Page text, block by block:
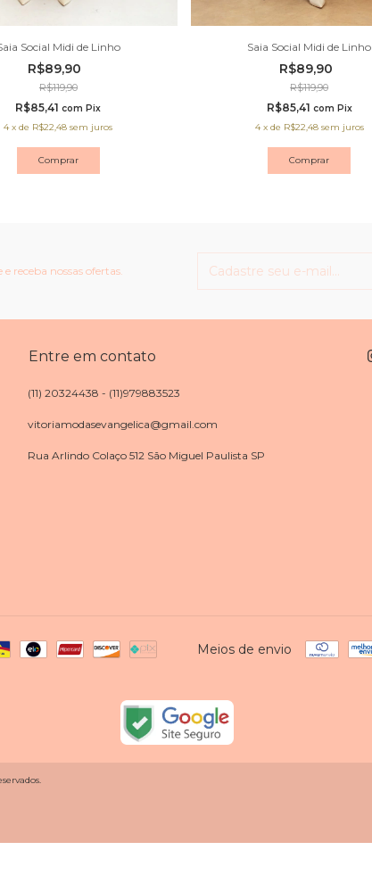
Social Midi de Linho
R$89,90
R$119,90
R$85,41com Pix
4 xde R$22,48 sem juros
Comprar
Saia Social Midi de Linho
R$89,90
R$119,90
R$85,41 com Pix
4 x de R$22,48 sem juros
Comprar
e receba nossas ofertas.
Entre em contato
(11) 20324438 - (11)979883523
vitoriamodasevangelica@gmail.com
Rua Arlindo Colaço 512 São Miguel Paulista SP
Meios de envio